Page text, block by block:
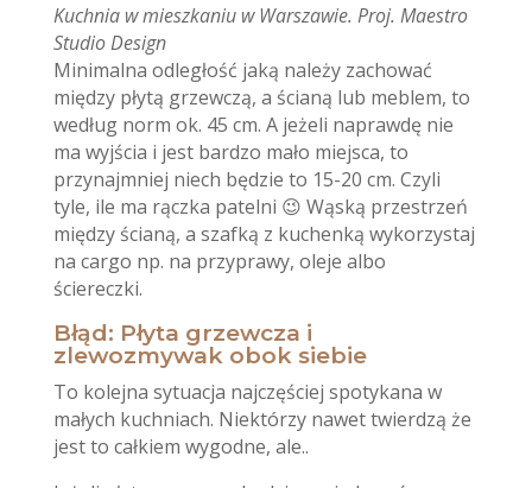
Kuchnia w mieszkaniu w Warszawie. Proj. Maestro
Studio Design
Minimalna odległość jaką należy zachować
między płytą grzewczą, a ścianą lub meblem, to
według norm ok. 45 cm. A jeżeli naprawdę nie
ma wyjścia i jest bardzo mało miejsca, to
przynajmniej niech będzie to 15-20 cm. Czyli
tyle, ile ma rączka patelni 😉 Wąską przestrzeń
między ścianą, a szafką z kuchenką wykorzystaj
na cargo np. na przyprawy, oleje albo
ściereczki.
Błąd: Płyta grzewcza i
zlewozmywak obok siebie
To kolejna sytuacja najczęściej spotykana w
małych kuchniach. Niektórzy nawet twierdzą że
jest to całkiem wygodne, ale..